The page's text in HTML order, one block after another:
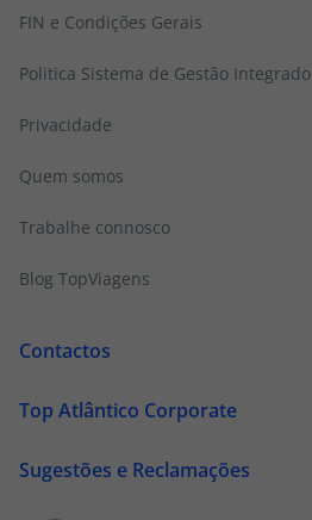
FIN e Condições Gerais
Politica Sistema de Gestão Integrado
Privacidade
Quem somos
Trabalhe connosco
Blog TopViagens
Contactos
Top Atlântico Corporate
Sugestões e Reclamações